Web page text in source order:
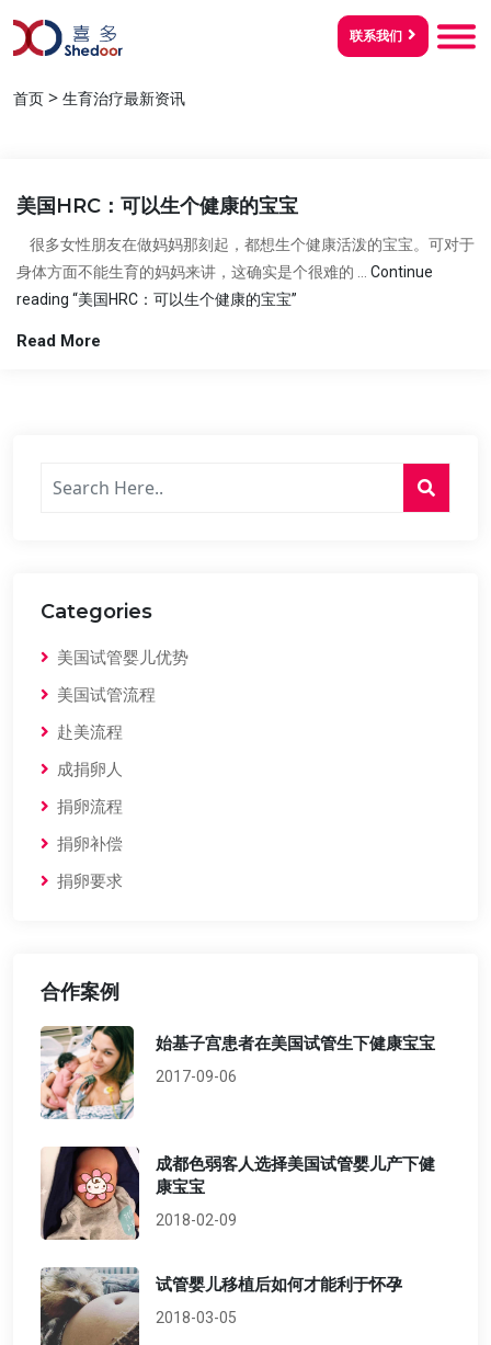
联系我们
首页 > 生育治疗最新资讯
美国HRC：可以生个健康的宝宝
很多女性朋友在做妈妈那刻起，都想生个健康活泼的宝宝。可对于
身体方面不能生育的妈妈来讲，这确实是个很难的 … Continue
reading “美国HRC：可以生个健康的宝宝”
Read More
Categories
美国试管婴儿优势
美国试管流程
赴美流程
成捐卵人
捐卵流程
捐卵补偿
捐卵要求
合作案例
始基子宫患者在美国试管生下健康宝宝
2017-09-06
成都色弱客人选择美国试管婴儿产下健
康宝宝
2018-02-09
试管婴儿移植后如何才能利于怀孕
2018-03-05